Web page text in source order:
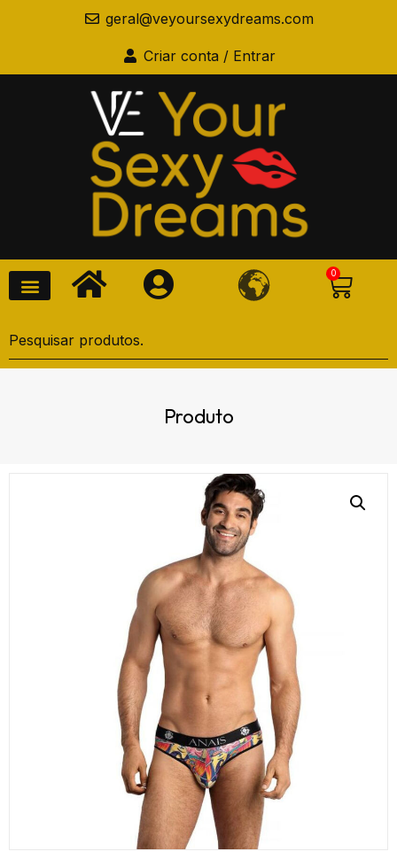
geral@veyoursexydreams.com
Criar conta / Entrar
0
Produto